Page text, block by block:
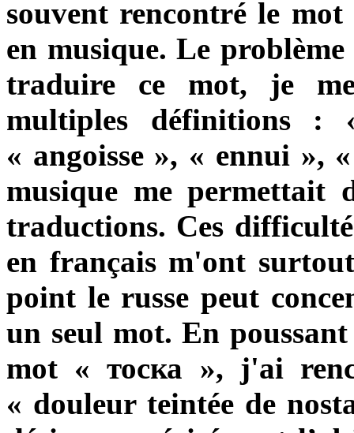
souvent rencontré le mot
en musique. Le
traduire ce mot, je
multiples définitions :
« angoisse », « ennui »,
musique me permettait
traductions. Ces
en français m'ont
point le russe peut
un seul mot. En
mot « тоска », j'ai
« douleur teintée de